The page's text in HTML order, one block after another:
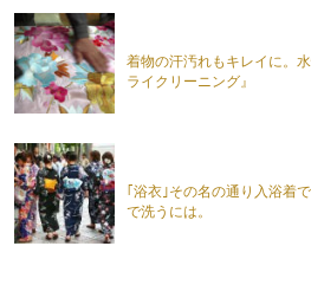
着物の汗汚れもキレイに。
ライクリーニング』
｢浴衣｣その名の通り入浴着
で洗うには。